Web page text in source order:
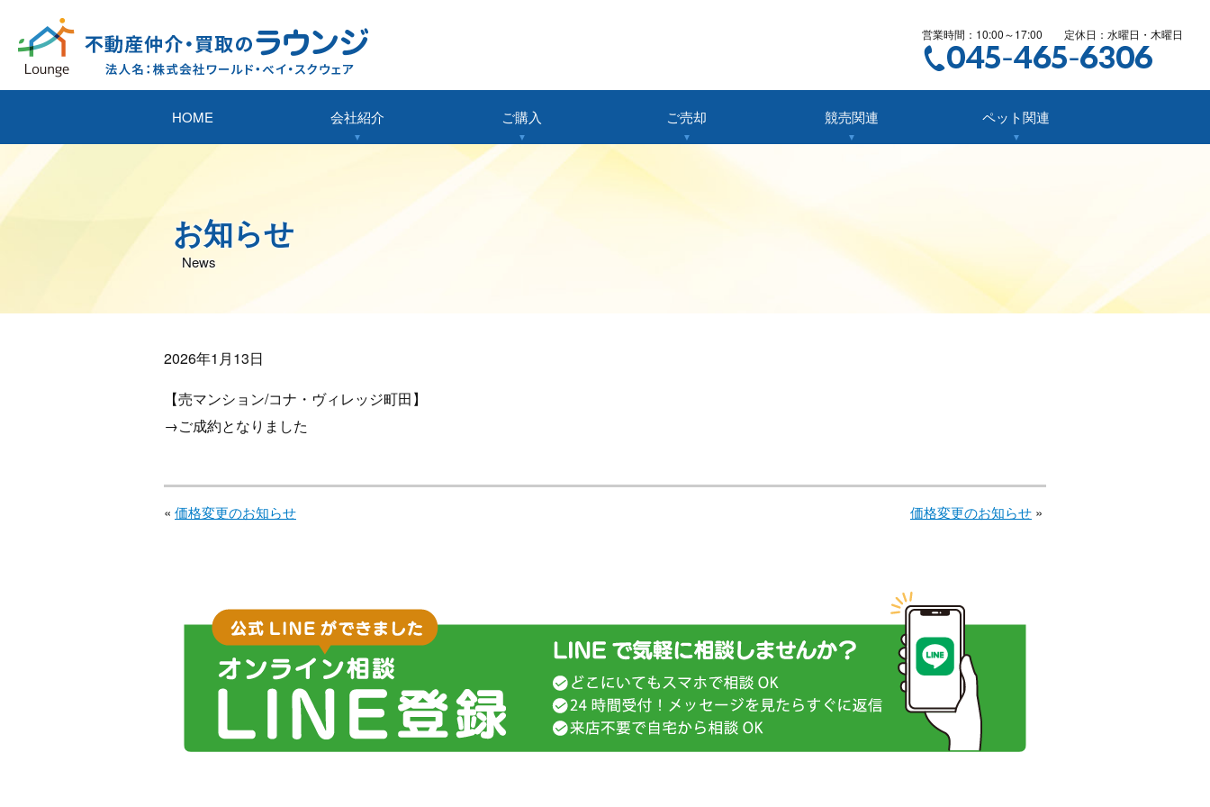
営業時間：10:00～17:00 定休日：水曜日・木曜日
HOME 会社紹介 ご購入 ご売却 競売関連 ペット関連
お知らせ
News
2026年1月13日
【売マンション/コナ・ヴィレッジ町田】
→ご成約となりました
« 価格変更のお知らせ 価格変更のお知らせ »